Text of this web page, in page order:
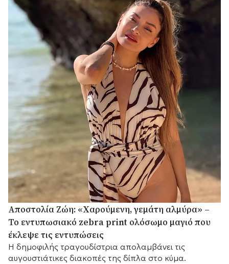
Αποστολία Ζώη: «Χαρούμενη, γεμάτη αλμύρα» –
Το εντυπωσιακό zebra print ολόσωμο μαγιό που
έκλεψε τις εντυπώσεις
Η δημοφιλής τραγουδίστρια απολαμβάνει τις
αυγουστιάτικες διακοπές της δίπλα στο κύμα.